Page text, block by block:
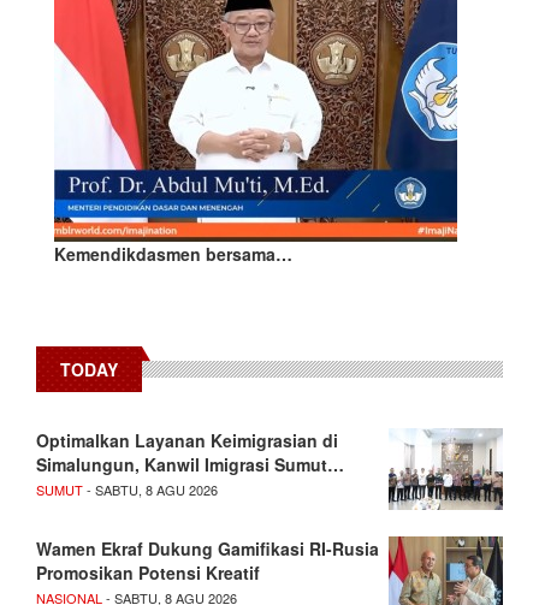
Kemendikdasmen bersama…
TODAY
Optimalkan Layanan Keimigrasian di
Simalungun, Kanwil Imigrasi Sumut…
SUMUT- SABTU, 8 AGU 2026
Wamen Ekraf Dukung Gamifikasi RI-Rusia
Promosikan Potensi Kreatif
NASIONAL- SABTU, 8 AGU 2026